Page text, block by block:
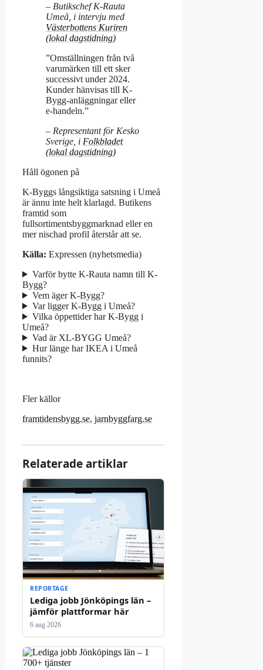
– Butikschef K-Rauta
Umeå, i intervju med
Västerbottens Kuriren
(lokal dagstidning)
”Omställningen från två
varumärken till ett sker
successivt under 2024.
Kunder hänvisas till K-
Bygg-anläggningar eller
e-handeln.”
– Representant för Kesko
Sverige, i Folkbladet
(lokal dagstidning)
Håll ögonen på
K-Byggs långsiktiga satsning i Umeå
är ännu inte helt klarlagd. Butikens
framtid som
fullsortimentsbyggmarknad eller en
mer nischad profil återstår att se.
Källa: Expressen (nyhetsmedia)
Varför bytte K-Rauta namn till K-
Bygg?
Vem äger K-Bygg?
Var ligger K-Bygg i Umeå?
Vilka öppettider har K-Bygg i
Umeå?
Vad är XL-BYGG Umeå?
Hur länge har IKEA i Umeå
funnits?
Fler källor
framtidensbygg.se, jarnbyggfarg.se
Relaterade artiklar
REPORTAGE
Lediga jobb Jönköpings län –
jämför plattformar här
6 aug 2026